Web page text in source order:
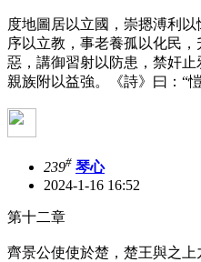
度地圖居以立國，崇摁溥利
序以立教，事老養孤以化民
惡，講御習射以防患，禁奸
親族附以益強。《詩》曰：“
239# 琴心
2024-1-16 16:52
第十二章
齊景公使使於楚，楚王與之